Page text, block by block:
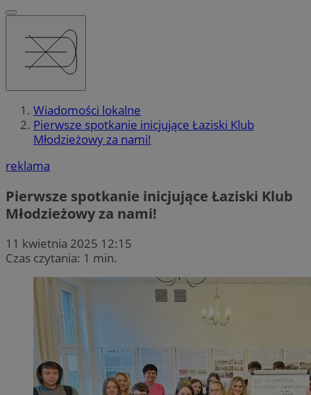
Wiadomości lokalne
Pierwsze spotkanie inicjujące Łaziski Klub
Młodzieżowy za nami!
reklama
Pierwsze spotkanie inicjujące Łaziski Klub
Młodzieżowy za nami!
11 kwietnia 2025 12:15
Czas czytania: 1 min.